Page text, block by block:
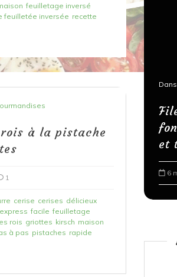
feuilletage inversé
feuilletée inversée recette
à la pistache
1
cerise cerises délicieux
express facile feuilletage
rois griottes kirsch maison
à pas pistaches rapide
végétariennes
rencontres et partenariats
aux légumes rôtis
Dans
et
6